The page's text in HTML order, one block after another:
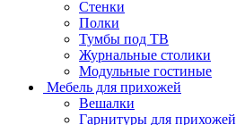
Стенки
Полки
Тумбы под ТВ
Журнальные столики
Модульные гостиные
Мебель для прихожей
Вешалки
Гарнитуры для прихожей